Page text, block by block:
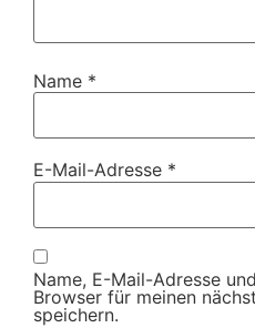
Name *
E-Mail-Adresse *
Name, E-Mail-Adresse
Browser für meinen
speichern.